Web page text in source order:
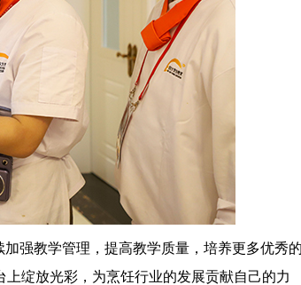
强教学管理，提高教学质量，培养更多优秀
绽放光彩，为烹饪行业的发展贡献自己的力